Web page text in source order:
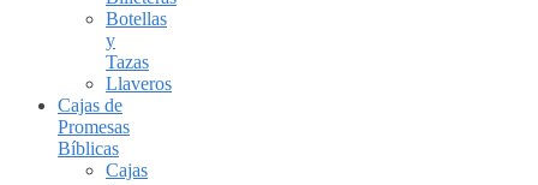
Botellas
y
Tazas
Llaveros
Cajas de
Promesas
Bíblicas
Cajas